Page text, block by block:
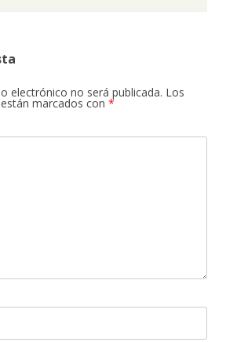
electrónico no será publicada. Los
marcados con *